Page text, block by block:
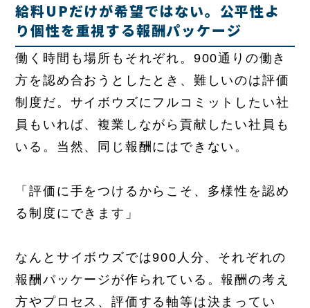
給料UPだけが希望ではない。公平性よ
り個性を重視する報酬パッケージ
働く時間も場所もそれぞれ。900通りの働き
方を認め合おうとしたとき、難しいのは評価
制度だ。サイボウズにフルコミットしたい社
員もいれば、複業しながら貢献したい社員も
いる。当然、同じ報酬にはできない。
「評価に手をつけるからこそ、多様性を認め
る制度にできます」
なんとサイボウズでは900人分、それぞれの
報酬パッケージが作られている。報酬の考え
方やプロセス、評価する軸等は決まってい